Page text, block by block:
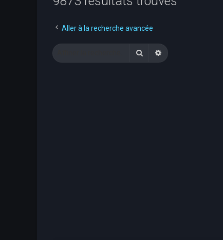
Aller à la recherche avancée
RechercherRecherche avancée